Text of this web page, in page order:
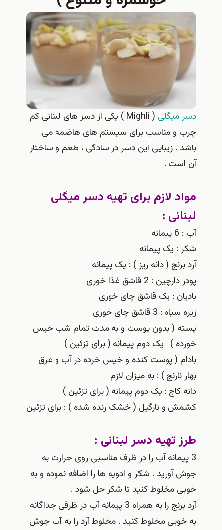
دسر میگلی
( Mighli ) یکی از دسر های لبنانی کم
چرب و مناسب برای سیستم های هاضمه می
باشد . زیبایی این دسر در سادگی ، طعم و ساختار
آن است .
مواد لازم برای تهیه دسر میگلی
لبنانی :
آب : 6 پیمانه
شکر : یک پیمانه
آرد برنج ( دانه ریز ) : یک پیمانه
پودر دارچین : 2 قاشق غذا خوری
بادیان : یک قاشق چای خوری
زیره سیاه : 3 قاشق چای خوری
پسته ( بدون پوست و به مدت تمام شب خیس
خورده ) : یک دوم پیمانه ( برای تزئین )
بادام ( پوست کنده و خیس خرده در آب و عرق
بهار نارنج ) : به میزان لازم
دانه کاج : یک دوم پیمانه ( برای تزئین )
کشمش و نارگیل ( خشک رنده شده ) : برای تزئین
طرز تهیه دسر لبنانی :
3 پیمانه آب را در ظرف مناسبی روی حرارت به
جوش آورید . شکر و ادویه ها را اضافه نموده و به
خوبی مخلوط کنید تا شکر حل شود .
آرد برنج را به همراه 3 پیمانه آب در ظرفی جداگانه
به خوبی مخلوط کنید . مخلوط آرد را به آب جوش